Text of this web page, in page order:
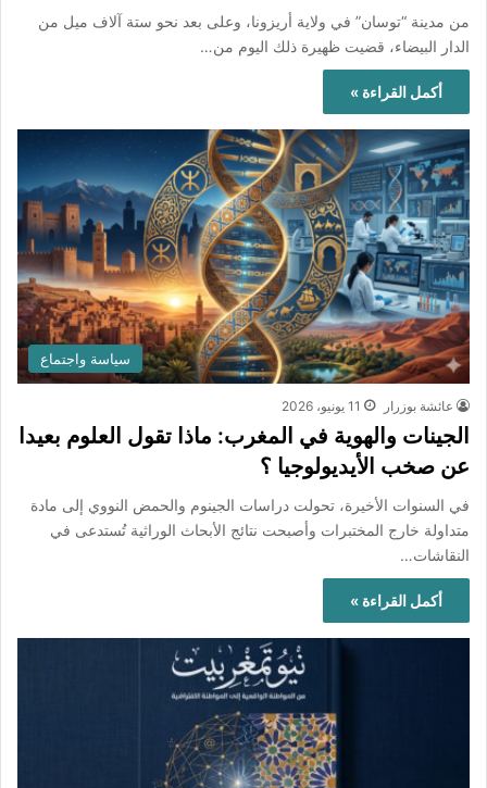
من مدينة “توسان” في ولاية أريزونا، وعلى بعد نحو ستة آلاف ميل من
الدار البيضاء، قضيت ظهيرة ذلك اليوم من…
أكمل القراءة »
سياسة واجتماع
عائشة بوزرار 11 يونيو، 2026
الجينات والهوية في المغرب: ماذا تقول العلوم بعيدا
عن صخب الأيديولوجيا ؟
في السنوات الأخيرة، تحولت دراسات الجينوم والحمض النووي إلى مادة
متداولة خارج المختبرات وأصبحت نتائج الأبحاث الوراثية تُستدعى في
النقاشات…
أكمل القراءة »